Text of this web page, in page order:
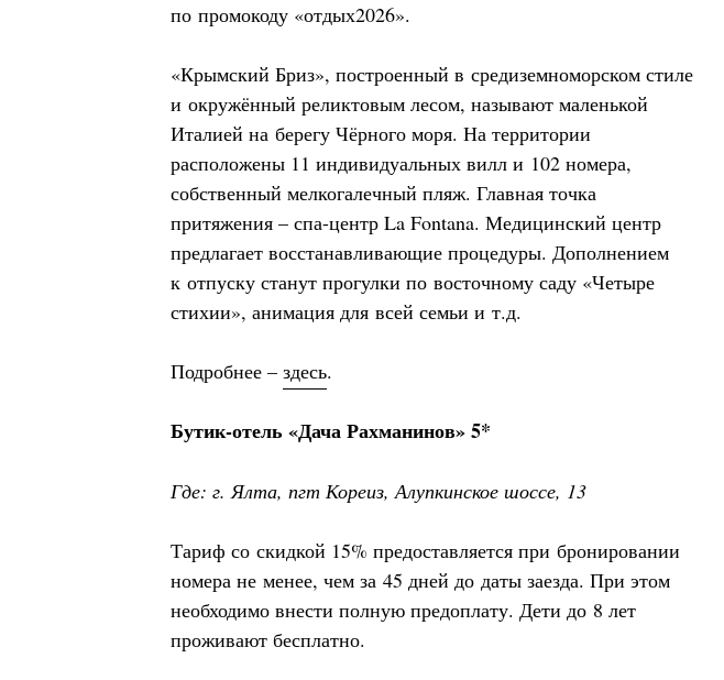
по промокоду «отдых2026».
«Крымский Бриз», построенный в средиземноморском стиле
и окружённый реликтовым лесом, называют маленькой
Италией на берегу Чёрного моря. На территории
расположены 11 индивидуальных вилл и 102 номера,
собственный мелкогалечный пляж. Главная точка
притяжения – спа-центр La Fontana. Медицинский центр
предлагает восстанавливающие процедуры. Дополнением
к отпуску станут прогулки по восточному саду «Четыре
стихии», анимация для всей семьи и т.д.
Подробнее – здесь.
Бутик-отель «Дача Рахманинов» 5*
Где: г. Ялта, пгт Кореиз, Алупкинское шоссе, 13
Тариф со скидкой 15% предоставляется при бронировании
номера не менее, чем за 45 дней до даты заезда. При этом
необходимо внести полную предоплату. Дети до 8 лет
проживают бесплатно.